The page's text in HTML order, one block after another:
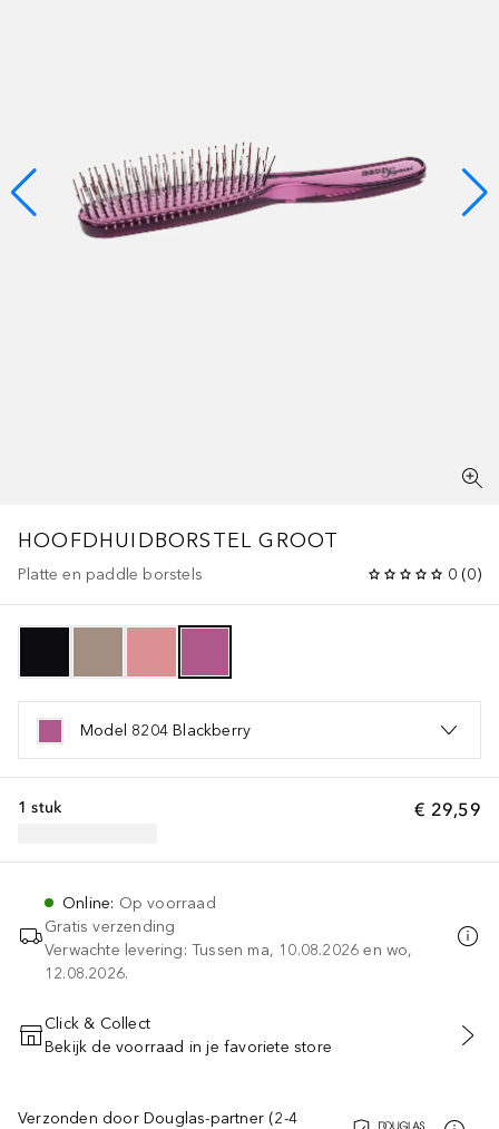
HOOFDHUIDBORSTEL GROOT
Platte en paddle borstels 0 (0)
Model 8204 Blackberry
€ 29,59
1 stuk
Online: Op voorraad
Gratis verzending
Verwachte levering: Tussen ma, 10.08.2026 en wo,
12.08.2026.
VOEG TOE AAN WINKELMANDJE
Click & Collect
Bekijk de voorraad in je favoriete store
Verzonden door Douglas-partner (2-4